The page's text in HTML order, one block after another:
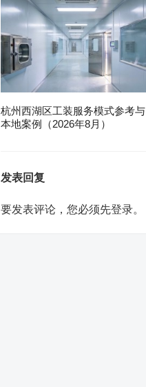
杭州西湖区工装服务模式参考与
本地案例（2026年8月）
发表回复
要发表评论，您必须先登录。